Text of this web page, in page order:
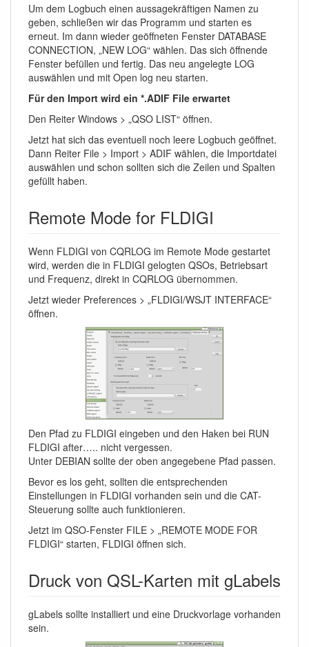
Um dem Logbuch einen aussagekräftigen Namen zu
geben, schließen wir das Programm und starten es
erneut. Im dann wieder geöffneten Fenster DATABASE
CONNECTION, „NEW LOG“ wählen. Das sich öffnende
Fenster befüllen und fertig. Das neu angelegte LOG
auswählen und mit Open log neu starten.
Für den Import wird ein *.ADIF File erwartet
Den Reiter Windows > „QSO LIST“ öffnen.
Jetzt hat sich das eventuell noch leere Logbuch geöffnet.
Dann Reiter File > Import > ADIF wählen, die Importdatei
auswählen und schon sollten sich die Zeilen und Spalten
gefüllt haben.
Remote Mode for FLDIGI
Wenn FLDIGI von CQRLOG im Remote Mode gestartet
wird, werden die in FLDIGI gelogten QSOs, Betriebsart
und Frequenz, direkt in CQRLOG übernommen.
Jetzt wieder Preferences > „FLDIGI/WSJT INTERFACE“
öffnen.
Den Pfad zu FLDIGI eingeben und den Haken bei RUN
FLDIGI after….. nicht vergessen.
Unter DEBIAN sollte der oben angegebene Pfad passen.
Bevor es los geht, sollten die entsprechenden
Einstellungen in FLDIGI vorhanden sein und die CAT-
Steuerung sollte auch funktionieren.
Jetzt im QSO-Fenster FILE > „REMOTE MODE FOR
FLDIGI“ starten, FLDIGI öffnen sich.
Druck von QSL-Karten mit gLabels
gLabels sollte installiert und eine Druckvorlage vorhanden
sein.